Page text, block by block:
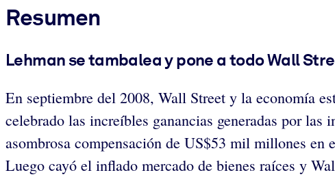
Resumen
Lehman se tambalea y pone a todo Wall
En septiembre del 2008, Wall Street y la economía
celebrado las increíbles ganancias generadas por
asombrosa compensación de US$53 mil millones
Luego cayó el inflado mercado de bienes raíces y